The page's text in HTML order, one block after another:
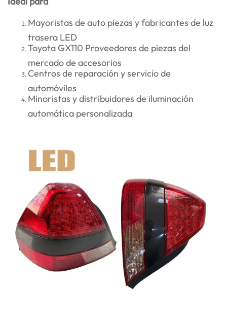
Mayoristas de auto piezas y fabricantes de luz
trasera LED
Toyota GX110 Proveedores de piezas del
mercado de accesorios
Centros de reparación y servicio de
automóviles
Minoristas y distribuidores de iluminación
automática personalizada